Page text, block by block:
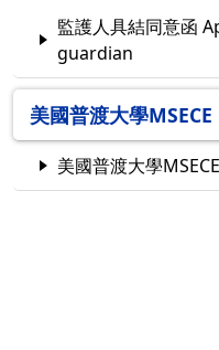
監護人具結同意函
guardian
美國普渡大學
美國普渡大學